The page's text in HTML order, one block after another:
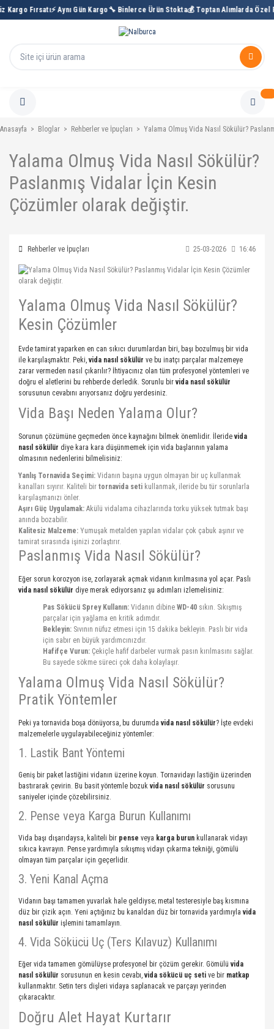
Kargo Fırsatı⚡ Aynı Gün Kargo🔧 Binlerce Ürün Stokta💰 Toptan Alımlarda Özel
Anasayfa Bloglar Rehberler ve İpuçları Yalama Olmuş Vida Nasıl Sökülür?
Yalama Olmuş Vida Nasıl Sökülür?
Paslanmış Vidalar İçin Kesin
Çözümler olarak değiştir.
Rehberler ve İpuçları 25-03-2026 16:46
Yalama Olmuş Vida Nasıl Sökülür?
Kesin Çözümler
Evde tamirat yaparken en can sıkıcı durumlardan biri, başı bozulmuş bir vida
ile karşılaşmaktır. Peki,vida nasıl sökülür ve bu inatçı parçalar malzemeye
zarar vermeden nasıl çıkarılır? İhtiyacınız olan tüm profesyonel yöntemleri ve
doğru el aletlerini bu rehberde derledik. Sorunlu birvida nasıl sökülür
sorusunun cevabını arıyorsanız doğru yerdesiniz.
Vida Başı Neden Yalama Olur?
Sorunun çözümüne geçmeden önce kaynağını bilmek önemlidir. İleridevida
nasıl sökülür diye kara kara düşünmemek için vida başlarının yalama
olmasının nedenlerini bilmelisiniz:
Yanlış Tornavida Seçimi: Vidanın başına uygun olmayan bir uç kullanmak
kanalları sıyırır. Kaliteli bir tornavida seti kullanmak, ileride bu tür sorunlarla
karşılaşmanızı önler.
Aşırı Güç Uygulamak: Akülü vidalama cihazlarında torku yüksek tutmak başı
anında bozabilir.
Kalitesiz Malzeme: Yumuşak metalden yapılan vidalar çok çabuk aşınır ve
tamirat sırasında işinizi zorlaştırır.
Paslanmış Vida Nasıl Sökülür?
Eğer sorun korozyon ise, zorlayarak açmak vidanın kırılmasına yol açar. Paslı
vida nasıl sökülür diye merak ediyorsanız şu adımları izlemelisiniz:
Pas Sökücü Sprey Kullanın: Vidanın dibine WD-40 sıkın. Sıkışmış
parçalar için yağlama en kritik adımdır.
Bekleyin: Sıvının nüfuz etmesi için 15 dakika bekleyin. Paslı bir vida
için sabır en büyük yardımcınızdır.
Hafifçe Vurun: Çekiçle hafif darbeler vurmak pasın kırılmasını sağlar.
Bu sayede sökme süreci çok daha kolaylaşır.
Yalama Olmuş Vida Nasıl Sökülür?
Pratik Yöntemler
Peki ya tornavida boşa dönüyorsa, bu durumdavida nasıl sökülür? İşte evdeki
malzemelerle uygulayabileceğiniz yöntemler:
1. Lastik Bant Yöntemi
Geniş bir paket lastiğini vidanın üzerine koyun. Tornavidayı lastiğin üzerinden
bastırarak çevirin. Bu basit yöntemle bozukvida nasıl sökülür sorusunu
saniyeler içinde çözebilirsiniz.
2. Pense veya Karga Burun Kullanımı
Vida başı dışarıdaysa, kaliteli bir pense veya karga burun kullanarak vidayı
sıkıca kavrayın. Pense yardımıyla sıkışmış vidayı çıkarma tekniği, gömülü
olmayan tüm parçalar için geçerlidir.
3. Yeni Kanal Açma
Vidanın başı tamamen yuvarlak hale geldiyse; metal testeresiyle baş kısmına
düz bir çizik açın. Yeni açtığınız bu kanaldan düz bir tornavida yardımıylavida
nasıl sökülür işlemini tamamlayın.
4. Vida Sökücü Uç (Ters Kılavuz) Kullanımı
Eğer vida tamamen gömülüyse profesyonel bir çözüm gerekir. Gömülüvida
nasıl sökülür sorusunun en kesin cevabı,vida sökücü uç seti ve bir matkap
kullanmaktır. Setin ters dişleri vidaya saplanacak ve parçayı yerinden
çıkaracaktır.
Doğru Alet Hayat Kurtarır